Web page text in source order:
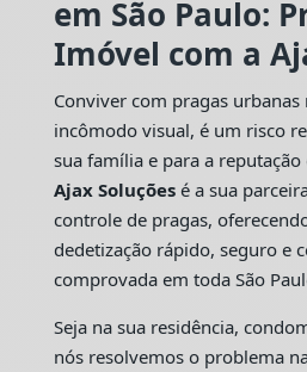
em São Paulo:
Imóvel com a
Conviver com pragas urbanas
incômodo visual, é um risco
sua família e para a
Ajax Soluçõesé a sua
controle de pragas,
dedetização rápido, seguro e
comprovada em toda São
Seja na sua residência,
nós resolvemos o problema